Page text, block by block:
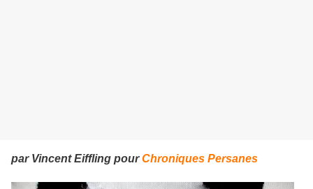
par Vincent Eiffling pourChroniques Persanes